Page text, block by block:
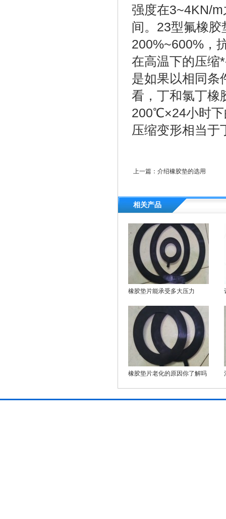
强度在3~4KN/m
间。23型氟橡
200%~600%，
在高温下的压缩
是如果以相同
看，丁和氯丁橡
200℃×24小时
压缩变形相当
上一篇： 介绍橡胶垫的选用
相关产品
橡胶垫片能承受多大压力
橡胶垫片老化的原因你了解吗